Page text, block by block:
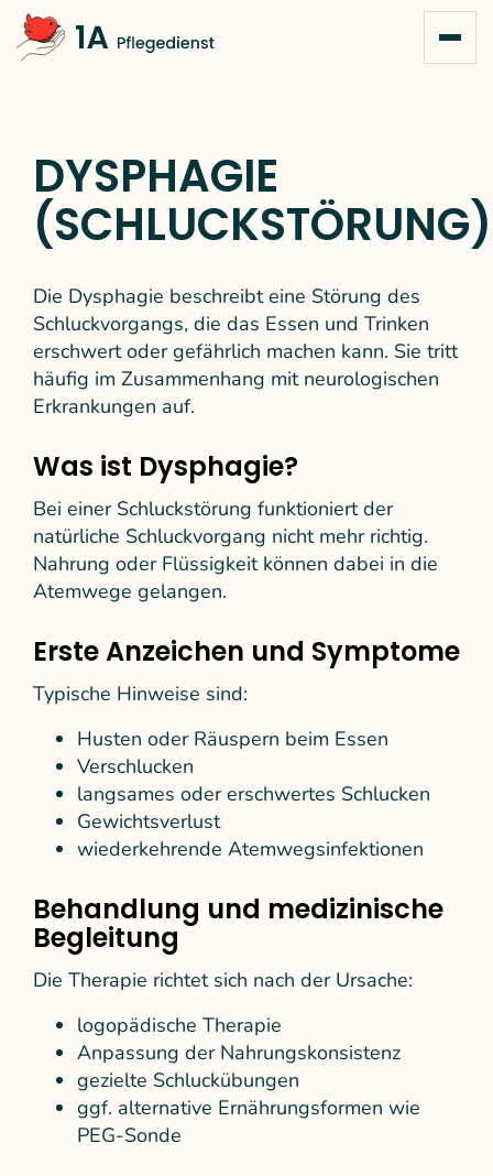
DYSPHAGIE
(SCHLUCKSTÖRUNG)
Die Dysphagie beschreibt eine Störung des
Schluckvorgangs, die das Essen und Trinken
erschwert oder gefährlich machen kann. Sie tritt
häufig im Zusammenhang mit neurologischen
Erkrankungen auf.
Was ist Dysphagie?
Bei einer Schluckstörung funktioniert der
natürliche Schluckvorgang nicht mehr richtig.
Nahrung oder Flüssigkeit können dabei in die
Atemwege gelangen.
Erste Anzeichen und Symptome
Typische Hinweise sind:
Husten oder Räuspern beim Essen
Verschlucken
langsames oder erschwertes Schlucken
Gewichtsverlust
wiederkehrende Atemwegsinfektionen
Behandlung und medizinische
Begleitung
Die Therapie richtet sich nach der Ursache:
logopädische Therapie
Anpassung der Nahrungskonsistenz
gezielte Schluckübungen
ggf. alternative Ernährungsformen wie
PEG-Sonde